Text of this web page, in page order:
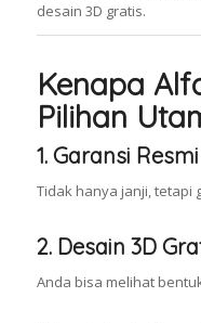
desain 3D gratis.
Kenapa
Pilihan
1. Garansi
Tidak hanya janji, tetapi
2. Desain 3D
Anda bisa melihat